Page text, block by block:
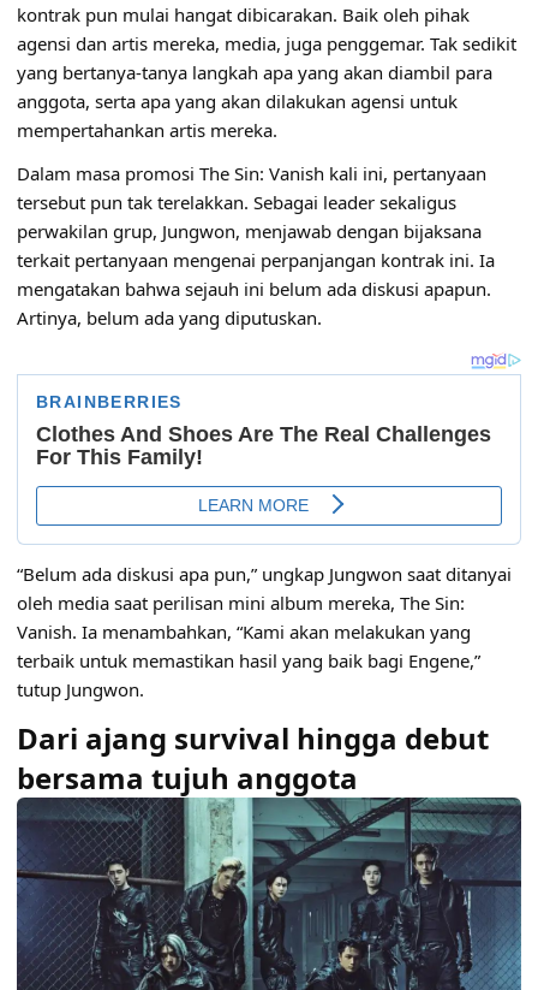
kontrak pun mulai hangat dibicarakan. Baik oleh pihak
agensi dan artis mereka, media, juga penggemar. Tak sedikit
yang bertanya-tanya langkah apa yang akan diambil para
anggota, serta apa yang akan dilakukan agensi untuk
mempertahankan artis mereka.
Dalam masa promosi The Sin: Vanish kali ini, pertanyaan
tersebut pun tak terelakkan. Sebagai leader sekaligus
perwakilan grup, Jungwon, menjawab dengan bijaksana
terkait pertanyaan mengenai perpanjangan kontrak ini. Ia
mengatakan bahwa sejauh ini belum ada diskusi apapun.
Artinya, belum ada yang diputuskan.
“Belum ada diskusi apa pun,” ungkap Jungwon saat ditanyai
oleh media saat perilisan mini album mereka, The Sin:
Vanish. Ia menambahkan, “Kami akan melakukan yang
terbaik untuk memastikan hasil yang baik bagi Engene,”
tutup Jungwon.
Dari ajang survival hingga debut
bersama tujuh anggota